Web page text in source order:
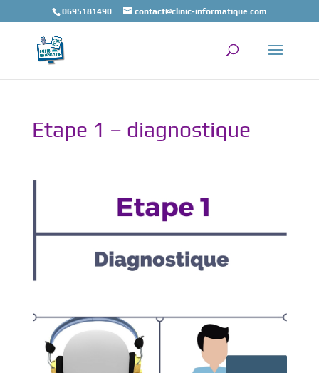
0695181490 contact@clinic-informatique.com
Etape 1 – diagnostique